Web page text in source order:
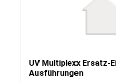
UV Multiplexx Ersatz-
Ausführungen